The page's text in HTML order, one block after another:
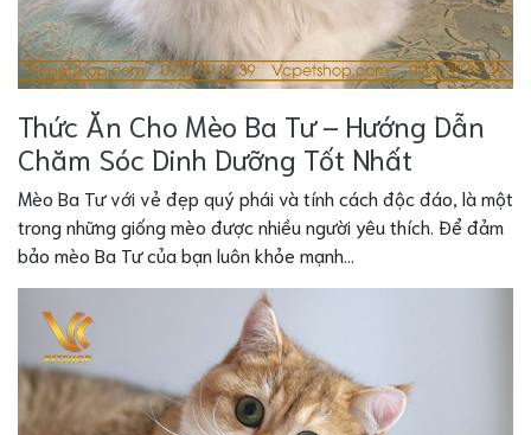
Thức Ăn Cho Mèo Ba Tư – Hướng Dẫn
Chăm Sóc Dinh Dưỡng Tốt Nhất
Mèo Ba Tư với vẻ đẹp quý phái và tính cách độc đáo, là một
trong những giống mèo được nhiều người yêu thích. Để đảm
bảo mèo Ba Tư của bạn luôn khỏe mạnh...